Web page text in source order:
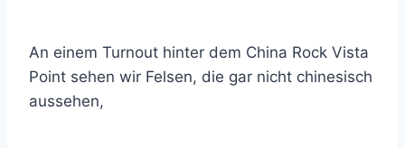
An einem Turnout hinter dem China Rock Vista
Point sehen wir Felsen, die gar nicht chinesisch
aussehen,